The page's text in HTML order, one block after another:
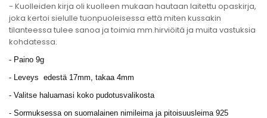
- Kuolleiden kirja oli kuolleen mukaan hautaan laitettu opaskirja,
joka kertoi sielulle tuonpuoleisessa että miten kussakin
tilanteessa tulee sanoa ja toimia mm.hirviöitä ja muita vastuksia
kohdatessa.
- Paino 9g
- Leveys edestä 17mm, takaa 4mm
- Valitse haluamasi koko pudotusvalikosta
- Sormuksessa on suomalainen nimileima ja pitoisuusleima 925